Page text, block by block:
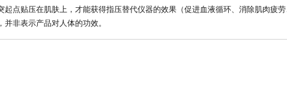
点贴压在肌肤上，才能获得指压替代仪器的效果（促进血液循环、消除肌肉疲
非表示产品对人体的功效。